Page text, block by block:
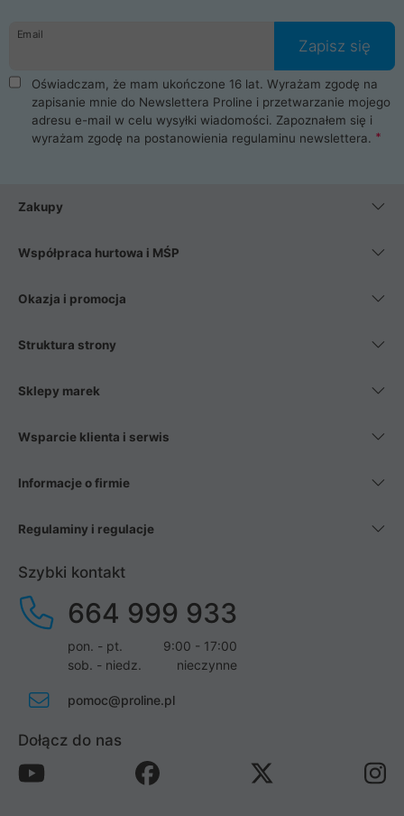
danych osobowych. Dlatego zakup notebooka albo laptopa w
ProLine to czysta przyjemność i pełne bezpieczeństwo.
Zaopatrzysz się u nas w akcesoria i części komputerowe
takie jak procesory, karty graficzne, płyty główne, pamięci,
dyski SSD, M.2 oraz HDD. Nasi pracownicy pomogą Ci wybrać
najlepszy zasilacz komputerowy oraz obudowę do komputera.
Poza komputerami mamy również najlepsze na rynku
Smartfony takich producentów jak Xiaomi, Apple, Samsung i
wentylatory. Na koniec mając już to wszystko, możesz
Email
Zapisz się
Oświadczam, że mam ukończone 16 lat. Wyrażam zgodę na
zapisanie mnie do Newslettera Proline i przetwarzanie mojego
adresu e-mail w celu wysyłki wiadomości. Zapoznałem się i
wyrażam zgodę na postanowienia regulaminu newslettera.
Zakupy
Współpraca hurtowa i MŚP
Okazja i promocja
Struktura strony
Sklepy marek
Wsparcie klienta i serwis
Informacje o firmie
Regulaminy i regulacje
Szybki kontakt
664 999 933
pon. - pt.
9:00 - 17:00
sob. - niedz.
nieczynne
pomoc@proline.pl
Dołącz do nas